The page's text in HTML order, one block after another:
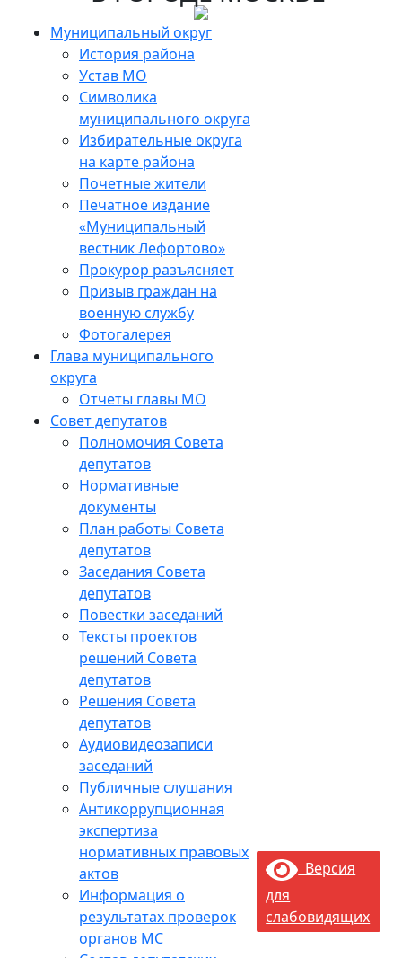
Муниципальный округ
История района
Устав МО
Символика
муниципального округа
Избирательные округа
на карте района
Почетные жители
Печатное издание
«Муниципальный
вестник Лефортово»
Прокурор разъясняет
Призыв граждан на
военную службу
Фотогалерея
Глава муниципального
округа
Отчеты главы МО
Совет депутатов
Полномочия Совета
депутатов
Нормативные
документы
План работы Совета
депутатов
Заседания Cовета
депутатов
Повестки заседаний
Тексты проектов
решений Совета
депутатов
Решения Совета
депутатов
Аудиовидеозаписи
заседаний
Публичные слушания
Антикоррупционная
экспертиза
нормативных правовых
актов
Информация о
результатах проверок
органов МС
Версия
для
слабовидящих